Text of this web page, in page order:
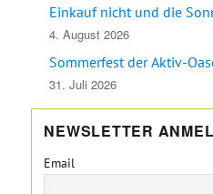
Einkauf nicht und die
4. August 2026
Sommerfest der Aktiv-
31. Juli 2026
NEWSLETTER
Email